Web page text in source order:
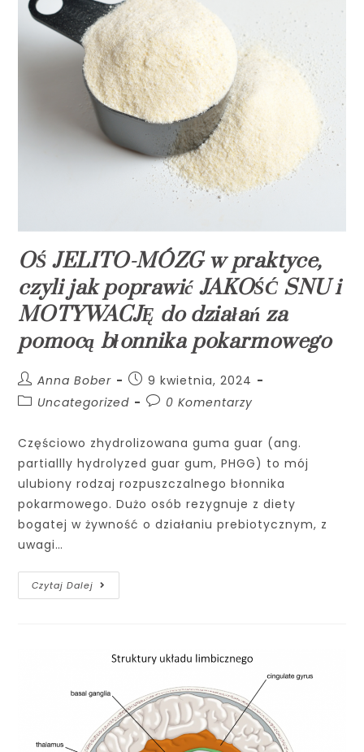
OŚ JELITO-MÓZG w praktyce,
czyli jak poprawić JAKOŚĆ SNU i
MOTYWACJĘ do działań za
pomocą błonnika pokarmowego
Anna Bober
9 kwietnia, 2024
Uncategorized
0 Komentarzy
Częściowo zhydrolizowana guma guar (ang.
partiallly hydrolyzed guar gum, PHGG) to mój
ulubiony rodzaj rozpuszczalnego błonnika
pokarmowego. Dużo osób rezygnuje z diety
bogatej w żywność o działaniu prebiotycznym, z
uwagi…
Czytaj Dalej